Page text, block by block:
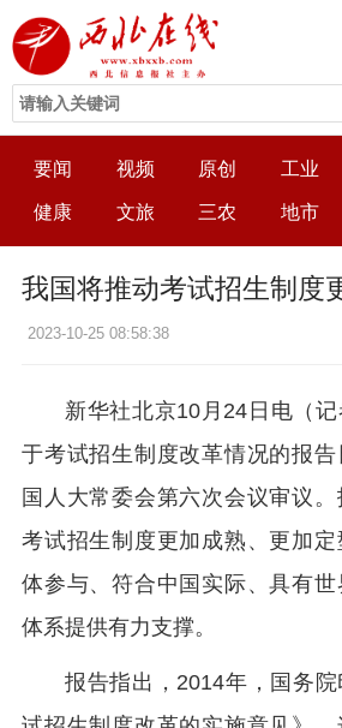
要闻 视频 原创 工业
健康 文旅 三农 地市
我国将推动考试招生制度
2023-10-25 08:58:38
新华社北京10月24日电（
于考试招生制度改革情况的报
国人大常委会第六次会议审议
考试招生制度更加成熟、更加
体参与、符合中国实际、具有
体系提供有力支撑。
报告指出，2014年，国务